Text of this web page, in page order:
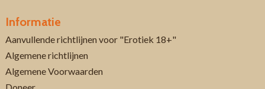
Informatie
Aanvullende richtlijnen voor "Erotiek 18+"
Algemene richtlijnen
Algemene Voorwaarden